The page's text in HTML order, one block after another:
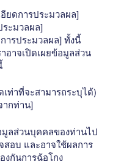
อียดการประมวลผล]
ระมวลผล]
ารประมวลผล] ทั้งนี้
อาจเปิดเผยข้อมูลส่วน
ท่าที่จะสามารถระบุได้)
กท่าน]
มูลส่วนบุคคลของท่านไป
สอบ และอาจใช้ผลการ
งกันการฉ้อโกง